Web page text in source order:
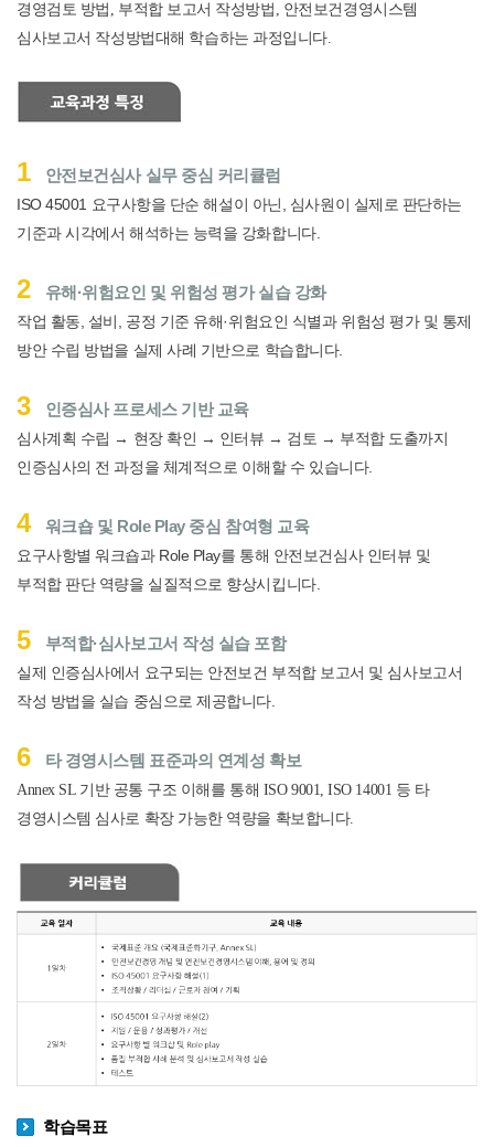
경영검토 방법 , 부적합 보고서 작성방법 , 안전보건경영시스템
심사보고서 작성방법대해 학습하는 과정입니다.
1 안전보건심사 실무 중심 커리큘럼
ISO 45001 요구사항을 단순 해설이 아닌
심사원이 실제로 판단하는
기준과 시각에서 해석하는 능력을 강화합니다.
2 유해 ·위험요인 및 위험성 평가 실습 강화
작업 활동 설비 공정 기준 유해·위험요인 식별과 위험성 평가 및 통제
방안 수립 방법을 실제 사례 기반으로 학습합니다.
3 인증심사 프로세스 기반 교육
심사계획 수립 → 현장 확인 → 인터뷰 → 검토 → 부적합 도출까지
인증심사의 전 과정을 체계적으로 이해할 수 있습니다.
4 워크숍 및 Role Play 중심 참여형 교육
요구사항별 워크숍과Role Play를 통해 안전보건심사 인터뷰 및
부적합 판단 역량을 실질적으로 향상시킵니다.
5 부적합·심사보고서 작성 실습 포함
실제 인증심사에서 요구되는 안전보건 부적합 보고서 및 심사보고서
작성 방법을 실습 중심으로 제공합니다
6 타 경영시스템 표준과의 연계성 확보
Annex SL 기반 공통 구조 이해를 통해 ISO 9001, ISO 14001 등 타
경영시스템 심사로 확장 가능한 역량을 확보합니다.
학습목표